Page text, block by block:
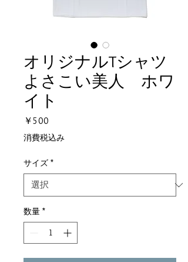
オリジナルTシャツ
よさこい美人 ホワ
イト
￥500
格
消費税込み
サイズ *
数量 *